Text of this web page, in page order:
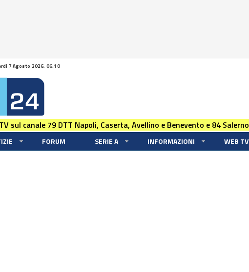
7 Agosto 2026, 06:10
sul canale 79 DTT Napoli, Caserta, Avellino e Benevento e 84 Salerno
FORUM SERIE A INFORMAZIONI WEB TV